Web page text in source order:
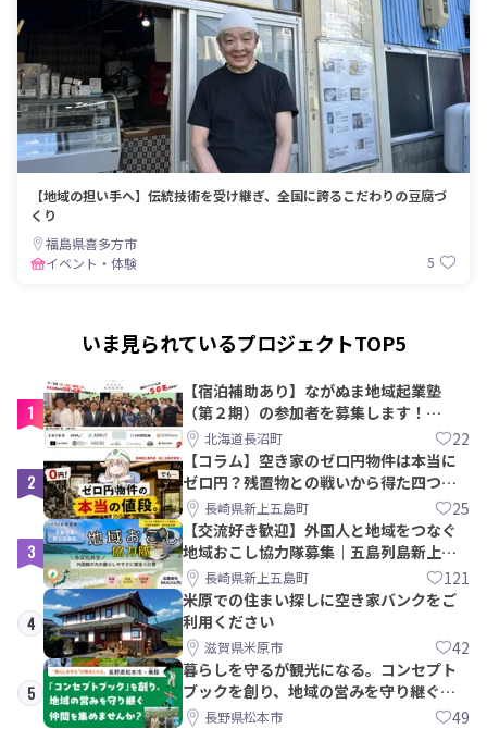
【地域の担い手へ】伝統技術を受け継ぎ、全国に誇るこだわりの豆腐づ
くり
福島県喜多方市
イベント・体験
5
いま見られているプロジェクトTOP5
1
【宿泊補助あり】ながぬま地域起業塾
（第２期）の参加者を募集します！
【8/21〆】
北海道長沼町 22
2
【コラム】空き家のゼロ円物件は本当に
ゼロ円？残置物との戦いから得た四つの
教訓｜新上五島町
長崎県新上五島町 25
3
【交流好き歓迎】外国人と地域をつなぐ
地域おこし協力隊募集｜五島列島新上五
島町長崎県新上五島町 121
4
米原での住まい探しに空き家バンクをご
利用ください
滋賀県米原市 42
5
暮らしを守るが観光になる。コンセプト
ブックを創り、地域の営みを守り継ぐ仲
間を集めませんか？
長野県松本市 49